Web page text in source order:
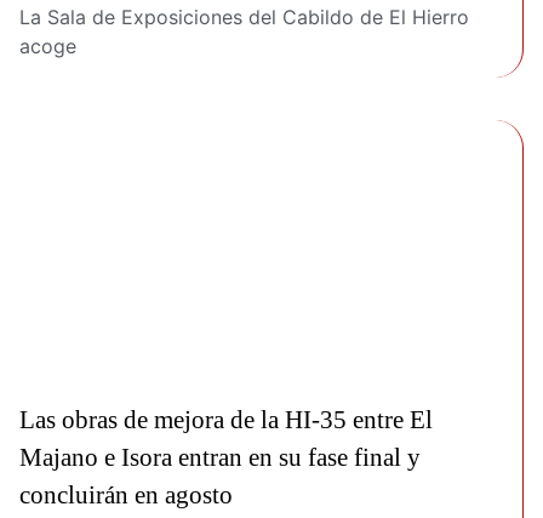
La Sala de Exposiciones del Cabildo de El Hierro
acoge
Las obras de mejora de la HI-35 entre El
Majano e Isora entran en su fase final y
concluirán en agosto